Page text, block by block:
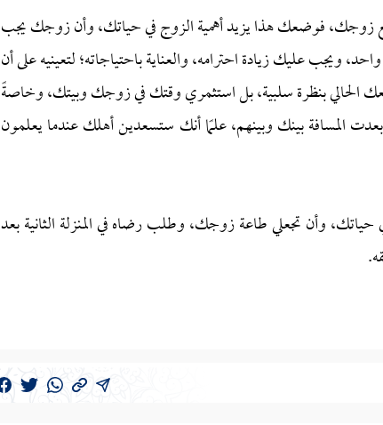
مع زوجك، فوضعك هذا يزيد أهمية الزوج في حياتك، وأن زوجك يجب
ويجب عليك زيادة احترامه، والعناية باحتياجاته؛ لتعينيه على أن
الحالي بنظرة سلبية، بل استثمري وقتك في زوجك وبيتك، وخاصةً
المسافة بينك وبينهم، علمًا أنك ستسعدين أهلك عندما يعلمون
وأن تجعلي طاعة زوجك، وطلب رضاه في المنزلة الثانية بعد